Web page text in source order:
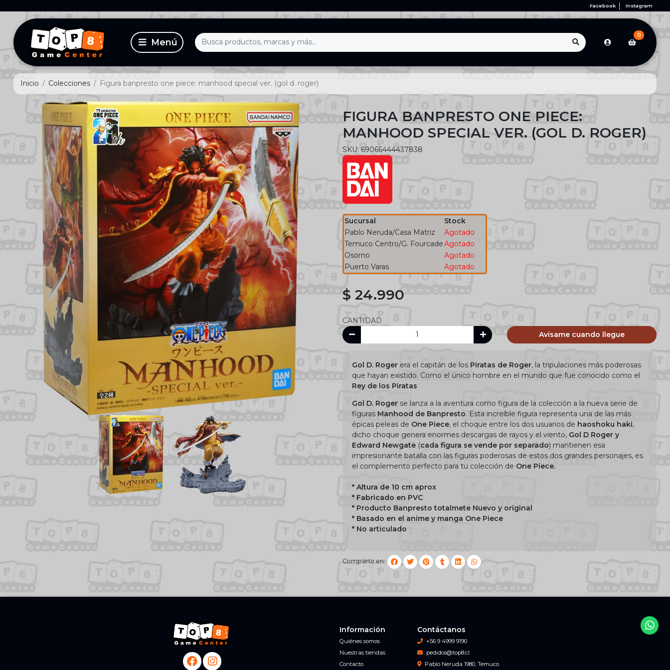
Facebook Instagram
0
Inicio Colecciones Figura banpresto one piece: manhood special ver. (gol d. roger)
FIGURA BANPRESTO ONE PIECE:
MANHOOD SPECIAL VER. (GOL D. ROGER)
SKU: 69066444437838
Sucursal
Stock
Pablo Neruda/Casa Matriz
Agotado
Temuco Centro/G. FourcadeAgotado
Osorno
Agotado
Puerto Varas
Agotado
$ 24.990
CANTIDAD
Avísame cuando llegue
Gol D. Roger era el capitán de los Piratas de Roger, la tripulaciones más poderosas
que hayan existido. Como el único hombre en el mundo que fue conocido como el
Rey de los Piratas
Gol D. Roger se lanza a la aventura como figura de la colección a la nueva serie de
figuras Manhood de Banpresto. Esta increíble figura representa una de las más
épicas peleas de One Piece, el choque entre los dos usuarios de haoshoku haki,
dicho choque genera enormes descargas de rayos y el viento, Gol D Roger y
Edward Newgate (cada figura se vende por separado) mantienen esa
impresionante batalla con las figuras poderosas de estos dos grandes personajes, es
el complemento perfecto para tu colección de One Piece.
* Altura de 10 cm aprox
* Fabricado en PVC
* Producto Banpresto totalmete Nuevo y original
* Basado en el anime y manga One Piece
* No articulado
Compartir en:
Información
Quiénes somos
Nuestras tiendas
Contacto
Contáctanos
+56 9 4999 9190
pedidos@top8.cl
Pablo Neruda 1980, Temuco